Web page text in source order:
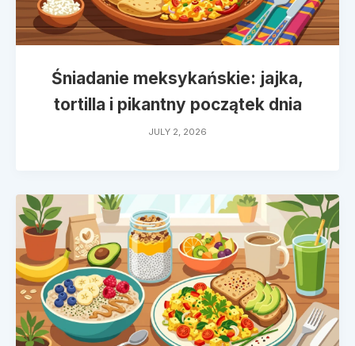
Śniadanie meksykańskie: jajka,
tortilla i pikantny początek dnia
JULY 2, 2026